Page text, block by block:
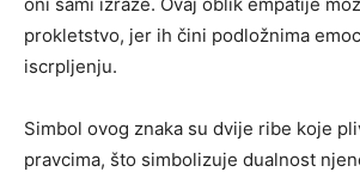
prokletstvo, jer ih čini podložnima
iscrpljenju.
Simbol ovog znaka su dvije ribe koje
pravcima, što simbolizuje dualnost